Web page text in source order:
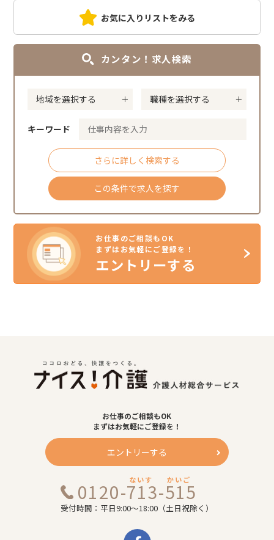
お気に入りリストをみる
カンタン！求人検索
キーワード
さらに詳しく検索する
この条件で求人を探す
お仕事のご相談もOK
まずはお気軽にご登録を！
エントリーする
お仕事のご相談もOK
まずはお気軽にご登録を！
エントリーする
0120-713-515
ないす かいご
受付時間：平日9:00～18:00（土日祝除く）